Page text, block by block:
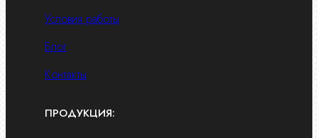
Условия работы
Блог
Контакты
ПРОДУКЦИЯ: